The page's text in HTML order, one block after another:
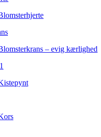
– evig kærlighed